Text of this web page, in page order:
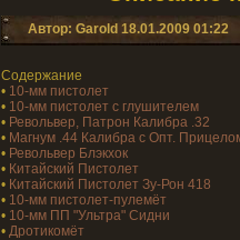
Автор: Garold 18.01.2009 01:22
Содержание
• 10-мм пистолет
• 10-мм пистолет с глушителем
• Револьвер, Патрон Калибра .32
• Магнум .44 Калибра с Опт.
• Револьвер Блэкхок
• Китайский Пистолет
• Китайский Пистолет Зу-Рон 418
• 10-мм пистолет-пулемёт
• 10-мм ПП "Ультра" Сидни
• Дротикомёт